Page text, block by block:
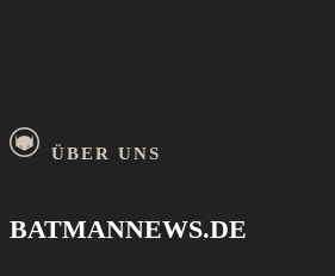
ÜBER UNS
BATMANNEWS.DE